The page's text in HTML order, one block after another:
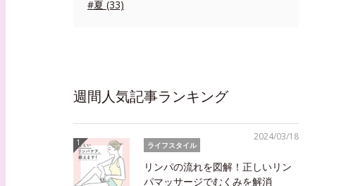
#夏 (33)
週間人気記事ランキング
2024/03/18
ライフスタイル
リンパの流れを図解！正しいリン
パマッサージでむくみを解消